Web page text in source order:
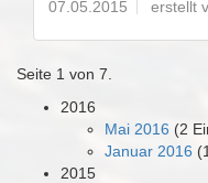
07.05.2015 erstellt
Seite 1 von 7.
2016
Mai 2016 (2
Januar 2016
2015